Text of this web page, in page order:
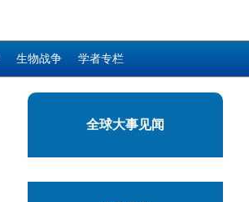
生物战争 学者专栏
全球大事见闻